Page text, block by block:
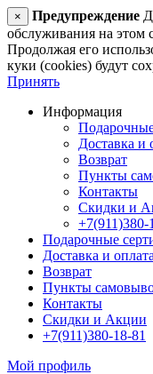
× Предупреждение
обслуживания на этом
Продолжая его
куки (cookies) будут
Принять
Информация
Доставка и
Возврат
Пункты
Контакты
Скидки и
+7(911)380-
Подарочные
Доставка и оплата
Возврат
Пункты
Контакты
Скидки и Акции
+7(911)380-18-81
Мой профиль